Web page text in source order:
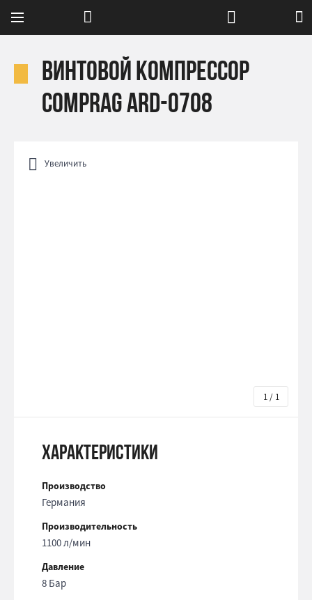
Винтовой компрессор
Comprag ARD-0708
Увеличить
1 / 1
Характеристики
Производство
Германия
Производительность
1100 л/мин
Давление
8 Бар